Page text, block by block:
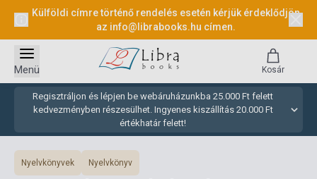
Külföldi címre történő rendelés esetén kérjük érdeklődjön
az info@librabooks.hu címen.
Regisztráljon és lépjen be webáruházunkba 25.000 Ft felett
kedvezményben részesülhet. Ingyenes kiszállítás 20.000 Ft
értékhatár felett!
Menü Kosár
Nyelvkönyvek Nyelvkönyv